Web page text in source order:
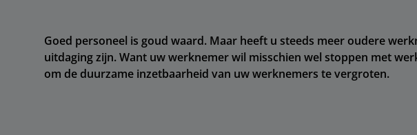
Goed personeel is goud waard. Maar heeft u steeds meer oudere
uitdaging zijn. Want uw werknemer wil misschien wel stoppen met
om de duurzame inzetbaarheid van uw werknemers te vergroten.